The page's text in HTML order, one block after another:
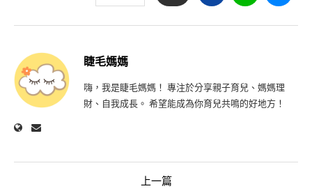
睫毛媽媽
嗨，我是睫毛媽媽！ 專注於分享親子育兒、媽媽理
財、自我成長。 希望能成為你育兒共鳴的好地方！
上一篇